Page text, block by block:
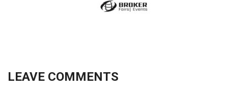
LEAVE COMMENTS